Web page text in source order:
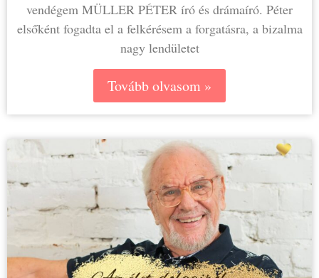
vendégem MÜLLER PÉTER író és drámaíró. Péter
elsőként fogadta el a felkérésem a forgatásra, a bizalma
nagy lendületet
Tovább olvasom »